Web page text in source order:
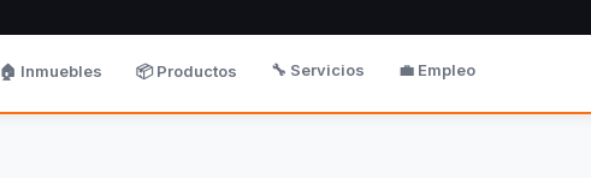
🏠 Inmuebles 📦 Productos 🔧 Servicios 💼 Empleo